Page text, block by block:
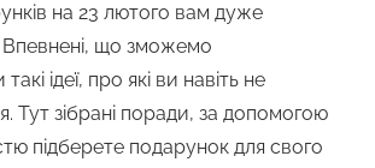
на 23 лютого вам дуже
Впевнені, що зможемо
ідеї, про які ви навіть не
Тут зібрані поради, за допомогою
підберете подарунок для свого